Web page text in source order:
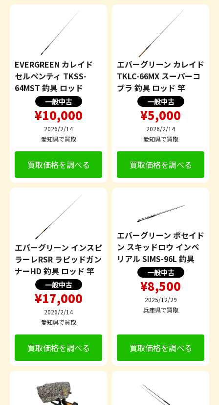
EVERGREEN カレイド
セルペンティ TKSS-
64MST 釣具 ロッド
一般中古
¥10,000
2026/2/14
愛知県で買取
買取価格を調べる
エバーグリーン カレイド
TKLC-66MX スーパーコ
ブラ 釣具 ロッド 竿
一般中古
¥5,000
2026/2/14
愛知県で買取
買取価格を調べる
エバーグリーン インスピ
ラーレRSR ラピッドガン
ナーHD 釣具 ロッド 竿
一般中古
¥17,000
2026/2/14
愛知県で買取
買取価格を調べる
エバーグリーン ポセイド
ン スキッドロウ インペ
リアル SIMS-96L 釣具
一般中古
¥8,500
2025/12/29
兵庫県で買取
買取価格を調べる